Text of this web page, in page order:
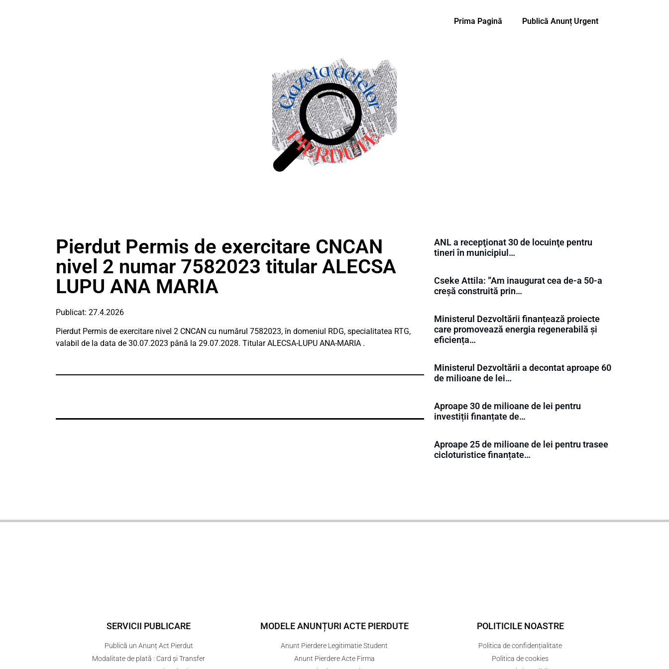
Prima Pagină Publică Anunț Urgent
Pierdut Permis de exercitare CNCAN
nivel 2 numar 7582023 titular ALECSA
LUPU ANA MARIA
Publicat: 27.4.2026
Pierdut Permis de exercitare nivel 2 CNCAN cu numărul 7582023, în domeniul RDG, specialitatea RTG,
valabil de la data de 30.07.2023 până la 29.07.2028. Titular ALECSA-LUPU ANA-MARIA .
ANL a recepţionat 30 de locuinţe pentru
tineri în municipiul…
Cseke Attila: ”Am inaugurat cea de-a 50-a
creșă construită prin…
Ministerul Dezvoltării finanțează proiecte
care promovează energia regenerabilă și
eficiența…
Ministerul Dezvoltării a decontat aproape 60
de milioane de lei…
Aproape 30 de milioane de lei pentru
investiții finanțate de…
Aproape 25 de milioane de lei pentru trasee
cicloturistice finanțate…
SERVICII PUBLICARE
Publică un Anunț Act Pierdut
Modalitate de plată : Card și Transfer
MODELE ANUNȚURI ACTE PIERDUTE
Anunt Pierdere Legitimatie Student
Anunt Pierdere Acte Firma
POLITICILE NOASTRE
Politica de confidențialitate
Politica de cookies